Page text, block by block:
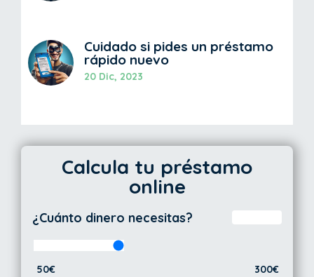
Cuidado si pides un préstamo
rápido nuevo
20 Dic, 2023
Calcula tu préstamo
online
¿Cuánto dinero necesitas?
50€ 300€